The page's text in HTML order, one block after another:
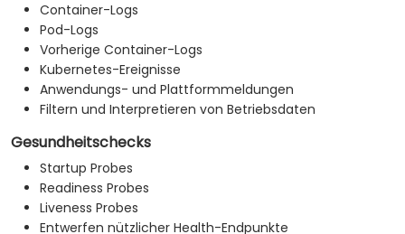
Container-Logs
Pod-Logs
Vorherige Container-Logs
Kubernetes-Ereignisse
Anwendungs- und Plattformmeldungen
Filtern und Interpretieren von Betriebsdaten
Gesundheitschecks
Startup Probes
Readiness Probes
Liveness Probes
Entwerfen nützlicher Health-Endpunkte